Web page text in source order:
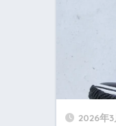
2026年3